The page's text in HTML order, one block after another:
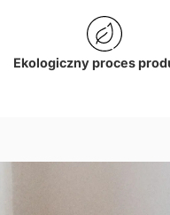
Ekologiczny proces